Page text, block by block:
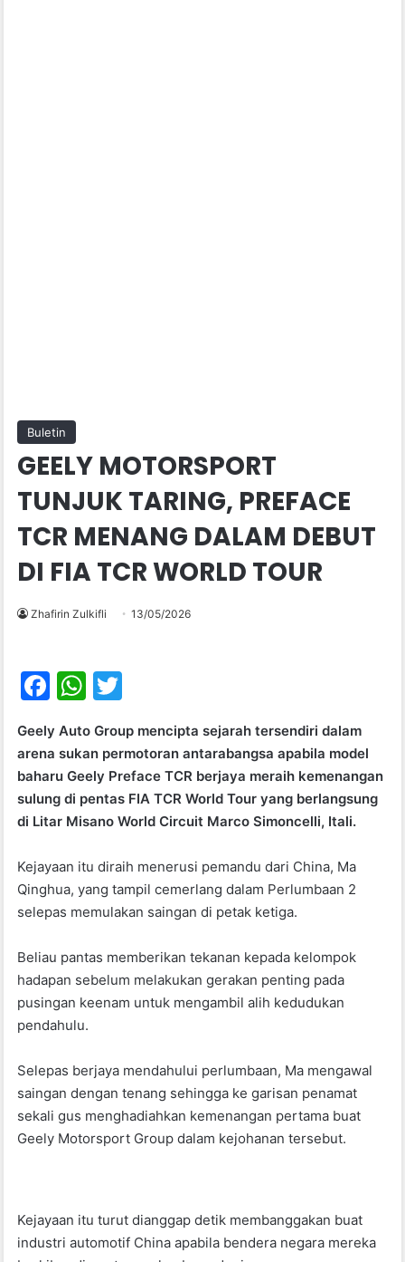
Buletin
GEELY MOTORSPORT
TUNJUK TARING, PREFACE
TCR MENANG DALAM DEBUT
DI FIA TCR WORLD TOUR
Zhafirin Zulkifli 13/05/2026
F
c
e
b
o
o
k
W
at
s
A
p
p
itt
er
Geely Auto Group mencipta sejarah tersendiri dalam
arena sukan permotoran antarabangsa apabila model
baharu Geely Preface TCR berjaya meraih kemenangan
sulung di pentas FIA TCR World Tour yang berlangsung
di Litar Misano World Circuit Marco Simoncelli, Itali.
Kejayaan itu diraih menerusi pemandu dari China, Ma
Qinghua, yang tampil cemerlang dalam Perlumbaan 2
selepas memulakan saingan di petak ketiga.
Beliau pantas memberikan tekanan kepada kelompok
hadapan sebelum melakukan gerakan penting pada
pusingan keenam untuk mengambil alih kedudukan
pendahulu.
Selepas berjaya mendahului perlumbaan, Ma mengawal
saingan dengan tenang sehingga ke garisan penamat
sekali gus menghadiahkan kemenangan pertama buat
Geely Motorsport Group dalam kejohanan tersebut.
Kejayaan itu turut dianggap detik membanggakan buat
industri automotif China apabila bendera negara mereka